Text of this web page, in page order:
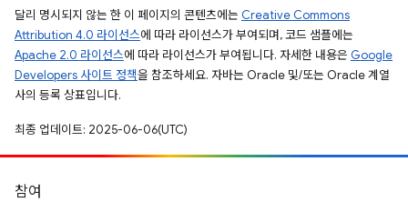
달리 명시되지 않는 한 이 페이지의 콘텐츠에는 Creative Commons
Attribution 4.0 라이선스에 따라 라이선스가 부여되며, 코드 샘플에는
Apache 2.0 라이선스에 따라 라이선스가 부여됩니다. 자세한 내용은 Google
Developers 사이트 정책을 참조하세요. 자바는 Oracle 및/또는 Oracle 계열
사의 등록 상표입니다.
최종 업데이트: 2025-06-06(UTC)
참여